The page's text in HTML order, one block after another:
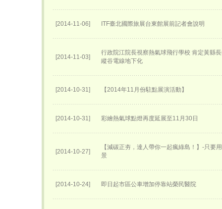
[2014-11-06] ITF臺北國際旅展台東館展前記者會說明
[2014-11-03]
行政院江院長視察熱氣球飛行學校 肯定黃縣
縱谷電線地下化
[2014-10-31] 【2014年11月份駐點展演活動】
[2014-10-31] 彩繪熱氣球點燈再度延展至11月30日
[2014-10-27]
【減碳正夯，達人帶你一起瘋綠島！】-只要
景
[2014-10-24] 即日起市區公車增加停靠站榮民醫院